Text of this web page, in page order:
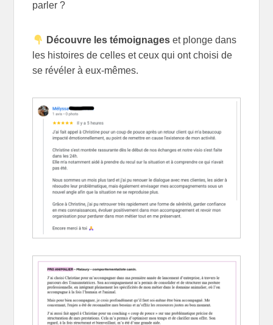
parler ?
Découvre les témoignageset plonge dans
les histoires de celles et ceux qui ont choisi de
se révéler à eux-mêmes.